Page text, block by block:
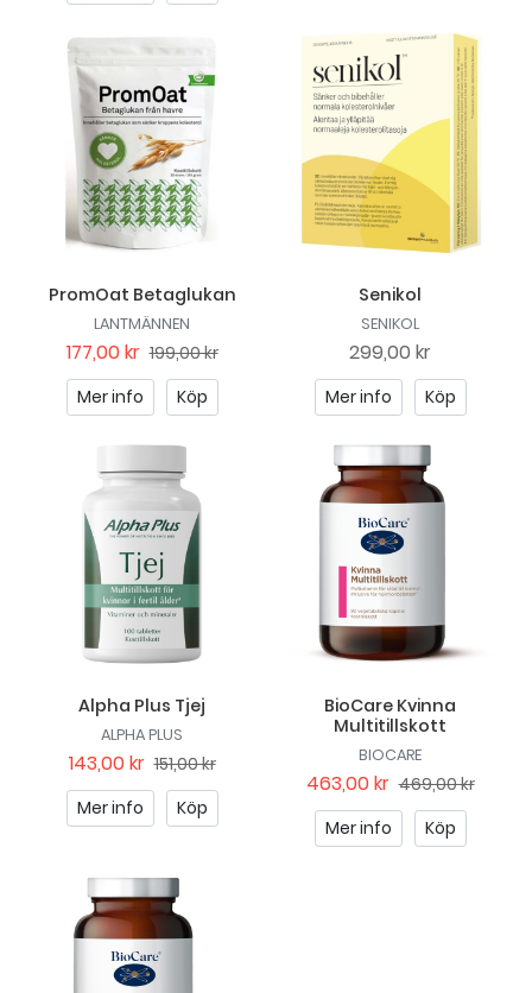
PromOat Betaglukan
LANTMÄNNEN
177,00 kr 199,00 kr
Mer info
Köp
Senikol
SENIKOL
299,00 kr
Mer info Köp
Alpha Plus Tjej
ALPHA PLUS
143,00 kr 151,00 kr
Mer info
Köp
BioCare Kvinna
Multitillskott
BIOCARE
463,00 kr 469,00 kr
Mer info
Köp